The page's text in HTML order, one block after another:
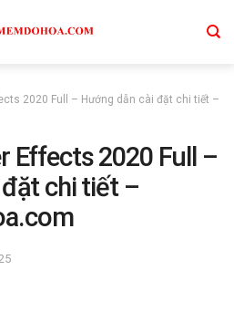
2020 Full – Hướng dẫn cài đặt chi tiết –
Effects 2020 Full –
chi tiết –